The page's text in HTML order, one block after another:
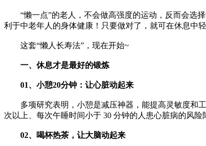
“懒一点”的老人，不会做高强度的运动，反而会选
利于中老年人的身体健康！只要做对了，就可在休息中
这套“懒人长寿法”，现在开始~
一、休息才是最好的锻炼
01、小憩20分钟：让心脏动起来
多项研究表明，小憩是减压神器，能提高灵敏度和
次以上、每次午睡时间小于 30 分钟的人患心脏病的风险
02、喝杯热茶，让大脑动起来